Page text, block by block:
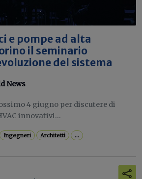
e pompe ad alta
il seminario
del sistema
News
4 giugno per discutere di
innovativi...
Ingegneri Architetti ...